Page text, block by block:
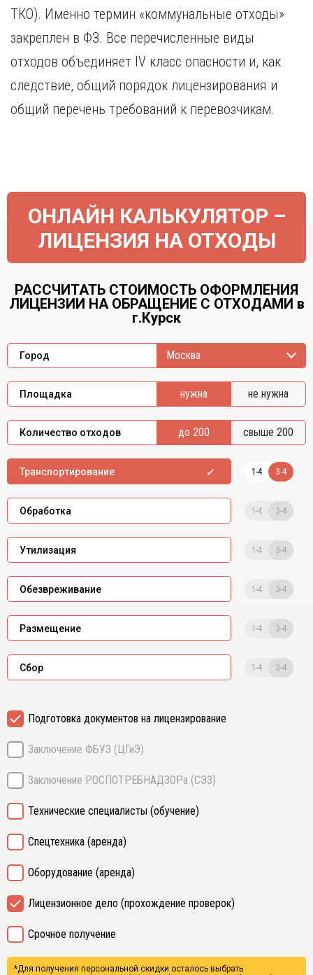
Краснодар
Курган
Курск
Л
Липецк
Н
Набережные Челны
Нижний Новгород
Нижний Тагил
Новосибирск
Ульяновск
Хабаровск
Чебоксары
Я
Ярославль
ТКО). Именно термин «коммунальные отходы»
закреплен в ФЗ. Все перечисленные виды
отходов объединяет IV класс опасности и, как
следствие, общий порядок лицензирования и
общий перечень требований к перевозчикам.
ОНЛАЙН КАЛЬКУЛЯТОР –
ЛИЦЕНЗИЯ НА ОТХОДЫ
РАССЧИТАТЬ СТОИМОСТЬ ОФОРМЛЕНИЯ
ЛИЦЕНЗИИ НА ОБРАЩЕНИЕ С ОТХОДАМИ в
г.Курск
Город Москва
Площадка нужна не нужна
Количество отходов до 200 свыше 200
Транспортирование 1-4 3-4
Обработка 1-4 3-4
Утилизация 1-4 3-4
Обезвреживание 1-4 3-4
Размещение 1-4 3-4
Сбор 1-4 3-4
Подготовка документов на лицензирование
Заключение ФБУЗ (ЦГиЭ)
Заключение РОСПОТРЕБНАДЗОРа (СЭЗ)
Технические специалисты (обучение)
Спецтехника (аренда)
Оборудование (аренда)
Лицензионное дело (прохождение проверок)
Срочное получение
*Для получения персональной скидки осталось выбрать